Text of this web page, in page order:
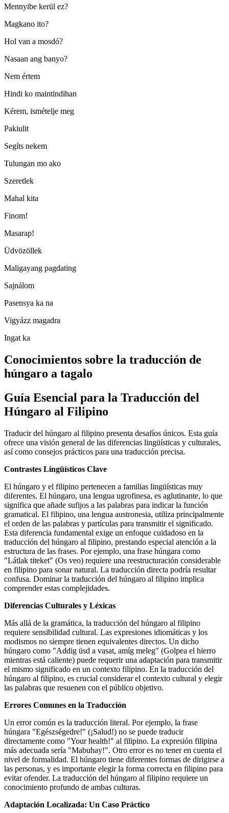
Mennyibe kerül ez?
Magkano ito?
Hol van a mosdó?
Nasaan ang banyo?
Nem értem
Hindi ko maintindihan
Kérem, ismételje meg
Pakiulit
Segíts nekem
Tulungan mo ako
Szeretlek
Mahal kita
Finom!
Masarap!
Üdvözöllek
Maligayang pagdating
Sajnálom
Pasensya ka na
Vigyázz magadra
Ingat ka
Conocimientos sobre la traducción de
húngaro a tagalo
Guía Esencial para la Traducción del
Húngaro al Filipino
Traducir del húngaro al filipino presenta desafíos únicos. Esta guía
ofrece una visión general de las diferencias lingüísticas y culturales,
así como consejos prácticos para una traducción precisa.
Contrastes Lingüísticos Clave
El húngaro y el filipino pertenecen a familias lingüísticas muy
diferentes. El húngaro, una lengua ugrofinesa, es aglutinante, lo que
significa que añade sufijos a las palabras para indicar la función
gramatical. El filipino, una lengua austronesia, utiliza principalmente
el orden de las palabras y partículas para transmitir el significado.
Esta diferencia fundamental exige un enfoque cuidadoso en la
traducción del húngaro al filipino, prestando especial atención a la
estructura de las frases. Por ejemplo, una frase húngara como
"Látlak titeket" (Os veo) requiere una reestructuración considerable
en filipino para sonar natural. La traducción directa podría resultar
confusa. Dominar la traducción del húngaro al filipino implica
comprender estas complejidades.
Diferencias Culturales y Léxicas
Más allá de la gramática, la traducción del húngaro al filipino
requiere sensibilidad cultural. Las expresiones idiomáticas y los
modismos no siempre tienen equivalentes directos. Un dicho
húngaro como "Addig üsd a vasat, amíg meleg" (Golpea el hierro
mientras está caliente) puede requerir una adaptación para transmitir
el mismo significado en un contexto filipino. En la traducción del
húngaro al filipino, es crucial considerar el contexto cultural y elegir
las palabras que resuenen con el público objetivo.
Errores Comunes en la Traducción
Un error común es la traducción literal. Por ejemplo, la frase
húngara "Egészségedre!" (¡Salud!) no se puede traducir
directamente como "Your health!" al filipino. La expresión filipina
más adecuada sería "Mabuhay!". Otro error es no tener en cuenta el
nivel de formalidad. El húngaro tiene diferentes formas de dirigirse a
las personas, y es importante elegir la forma correcta en filipino para
evitar ofender. La traducción del húngaro al filipino requiere un
conocimiento profundo de ambas culturas.
Adaptación Localizada: Un Caso Práctico